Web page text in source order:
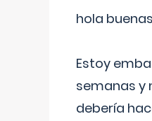
hola
Estoy
semanas y
debería